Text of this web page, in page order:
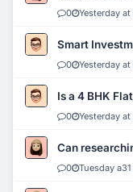
0 Yesterday
Smart
0 Yesterday
Is a 4 BHK
0 Yesterday
Can
0 Tuesday a31